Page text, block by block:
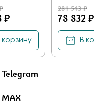
₽
корзину
281 543 ₽
78 832 ₽
В
MAX